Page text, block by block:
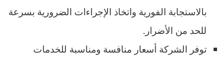
بالاستجابة الفورية واتخاذ الإجراءات الضرورية بسرعة
للحد من الأضرار.
توفر الشركة أسعار منافسة ومناسبة للخدمات